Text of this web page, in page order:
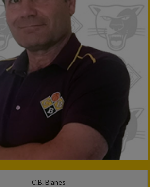
C.B. Blanes